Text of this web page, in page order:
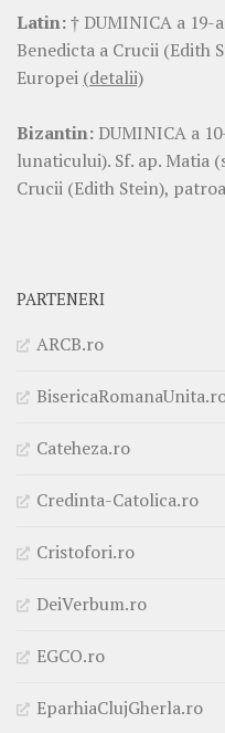
Latin:† DUMINICA a 19-
Benedicta a Crucii (Edith
Europei (detalii)
Bizantin: DUMINICA a
lunaticului). Sf. ap. Matia
Crucii (Edith Stein),
PARTENERI
ARCB.ro
Cateheza.ro
Credinta-Catolica.ro
Cristofori.ro
DeiVerbum.ro
EGCO.ro
EparhiaClujGherla.ro